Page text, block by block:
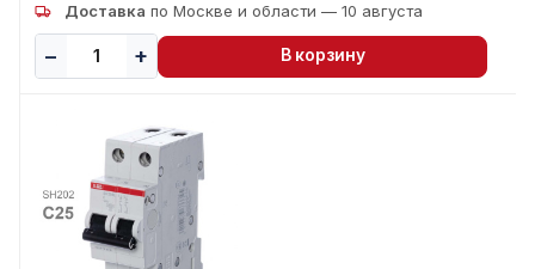
Доставка по Москве и области — 10 августа
В корзину